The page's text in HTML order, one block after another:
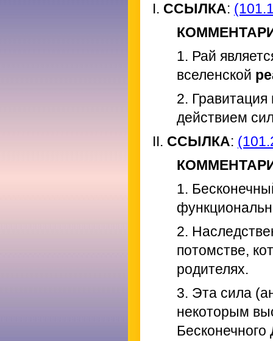
I. ССЫЛКА:
1. Рай
вселенской
2.
действием
II. ССЫЛКА:
1.
2.
потомстве,
родителях.
3. Эта сила
некоторым
Бесконечного